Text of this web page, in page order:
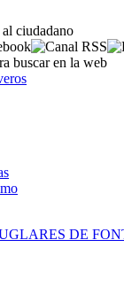
ciudadano
DE